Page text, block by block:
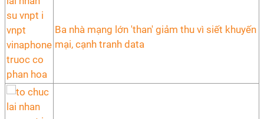
Ba nhà mạng lớn 'than' giảm thu vì siết khuyến
mại, cạnh tranh data